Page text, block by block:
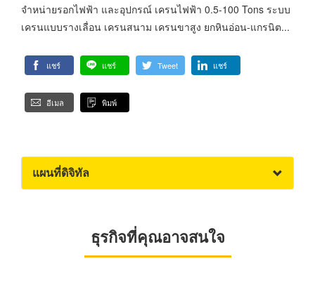
จำหน่ายรอกไฟฟ้า และอุปกรณ์ เครนไฟฟ้า 0.5-100 Tons ระบบ
เครนแบบรางเลื่อน เครนสนาม เครนขาสูง ยกหินอ่อน-แกรนิต...
แชร์ แชร์ Tweet แชร์
อีเมล พิมพ์
แผนที่ดิจิทัล
ธุรกิจที่คุณอาจสนใจ